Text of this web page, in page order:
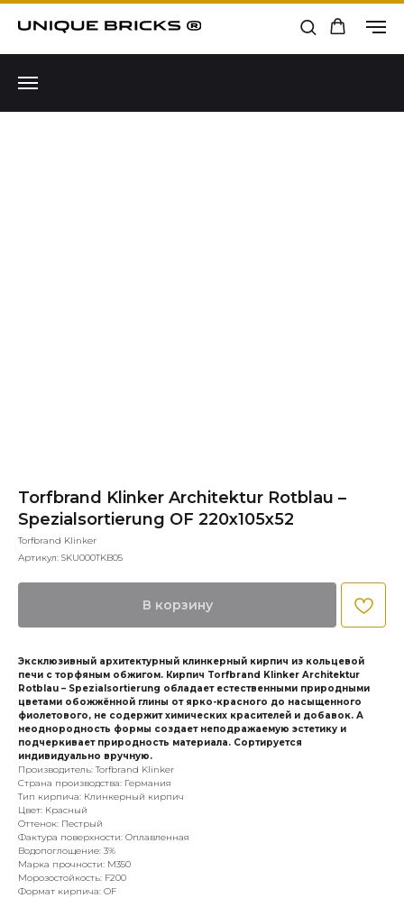
Torfbrand Klinker Architektur Rotblau –
Spezialsortierung OF 220x105x52
Torfbrand Klinker
Артикул: SKU000TKB05
В корзину
Эксклюзивный архитектурный клинкерный кирпич из кольцевой
печи с торфяным обжигом. Кирпич Torfbrand Klinker Architektur
Rotblau – Spezialsortierung обладает естественными природными
цветами обожжённой глины от ярко-красного до насыщенного
фиолетового, не содержит химических красителей и добавок. А
неоднородность формы создает неподражаемую эстетику и
подчеркивает природность материала. Сортируется
индивидуально вручную.
Производитель: Torfbrand Klinker
Страна производства: Германия
Тип кирпича: Клинкерный кирпич
Цвет: Красный
Оттенок: Пестрый
Фактура поверхности: Оплавленная
Водопоглощение: 3%
Марка прочности: М350
Морозостойкость: F200
Формат кирпича: OF